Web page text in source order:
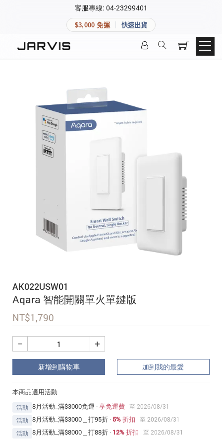
客服專線: 04-23299401
$3,000 免運 快速出貨
AK022USW01
Aqara 智能開關單火單鍵版
NT$1,790
+
−
新增到購物車 加到我的最愛
本商品適用活動
活動 8月活動_滿$3000免運 ·享免運費
至 2026/08/31
活動 8月活動_滿$3000＿打95折 · 5% 折扣
至 2026/08/31
活動 8月活動_滿$8000＿打88折 · 12% 折扣
至 2026/08/31
快速連結
Matter 智慧家庭
精品家電
登入後可查看訂單、會員資料與收藏清單。
建立新帳號
追蹤我的訂單
會員資料管理
加入 JARVIS VIP